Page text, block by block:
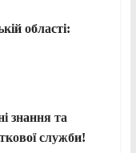
області:
знання та
служби!